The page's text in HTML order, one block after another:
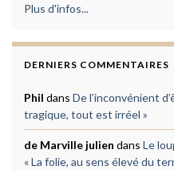
Plus d'infos...
DERNIERS COMMENTAIRES
Phil dans De l’inconvénient
tragique, tout est irréel »
de Marville julien dans Le
« La folie, au sens élevé du